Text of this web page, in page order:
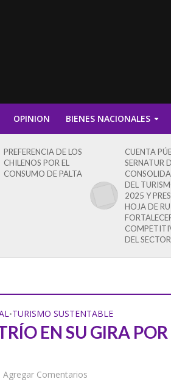
OPINION BIENES NACIONALES
PREFERENCIA DE LOS
CHILENOS POR EL
CONSUMO DE PALTA
CUENTA
SERNATUR
DEL
2025 Y
HOJA DE
DEL SECTOR
•TURISMO SUSTENTABLE
EN SU GIRA POR
Agregar Comentarios